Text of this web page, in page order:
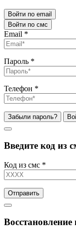
Войти по email
Войти по смс
Email *
Пароль *
Телефон *
Забыли пароль?
Введите код из
Код из смс *
Отправить
Восстановление